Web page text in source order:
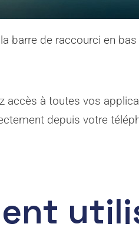
barre de raccourci en
accès à toutes vos
depuis votre